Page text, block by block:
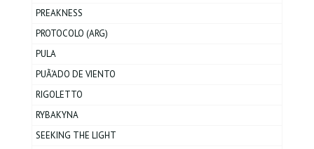
PREAKNESS
PROTOCOLO (ARG)
PULA
PUÃ‘ADO DE VIENTO
RIGOLETTO
RYBAKYNA
SEEKING THE LIGHT